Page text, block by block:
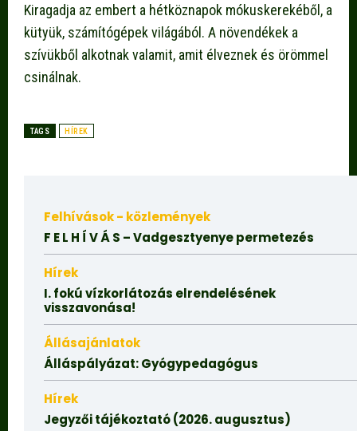
Kiragadja az embert a hétköznapok mókuskerekéből, a
kütyük, számítógépek világából. A növendékek a
szívükből alkotnak valamit, amit élveznek és örömmel
csinálnak.
TAGS HÍREK
Felhívások - közlemények
F E L H Í V Á S – Vadgesztyenye permetezés
Hírek
I. fokú vízkorlátozás elrendelésének
visszavonása!
Állásajánlatok
Álláspályázat: Gyógypedagógus
Hírek
Jegyzői tájékoztató (2026. augusztus)